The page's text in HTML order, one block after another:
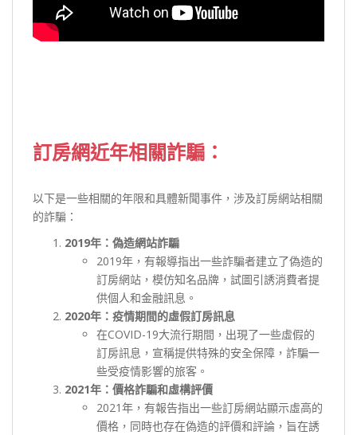
訂房網近年相關詐騙：
以下是一些相關的年限和具體新聞事件，涉及訂房網站相關
的詐騙：
2019年：偽造網站詐騙
2019年，有報導指出一些詐騙者建立了偽造的
訂房網站，模仿知名品牌，試圖引誘消費者提
供個人和金融訊息。
2020年：疫情期間的虛假訂房訊息
在COVID-19大流行期間，出現了一些虛假的
訂房訊息，宣稱提供特殊的安全保障，詐騙一
些受疫情影響的旅客。
2021年：價格詐騙和虛構評價
2021年，有報告指出一些訂房網站顯示虛高的
價格，同時也存在偽造的評價和評論，旨在誘